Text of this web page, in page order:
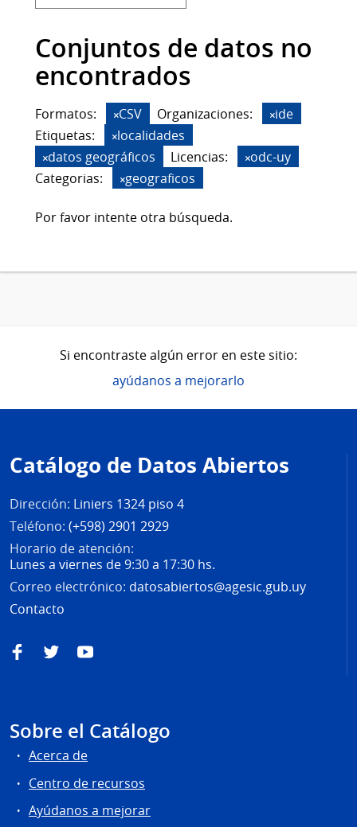
Conjuntos de datos no
encontrados
Formatos: CSV Organizaciones:
ide
Etiquetas:
localidades
datos geográficos
Licencias:
odc-uy
Categorias:
geograficos
Por favor intente otra búsqueda.
Si encontraste algún error en este sitio:
ayúdanos a mejorarlo
de
página
Catálogo de Datos Abiertos
Dirección: Liniers 1324 piso 4
Teléfono: (+598) 2901 2929
Horario de atención:
Lunes a viernes de 9:30 a 17:30 hs.
Correo electrónico: datosabiertos@agesic.gub.uy
Contacto
FacebookTwitterYouTube
Sobre el Catálogo
Acerca de
Centro de recursos
Ayúdanos a mejorar